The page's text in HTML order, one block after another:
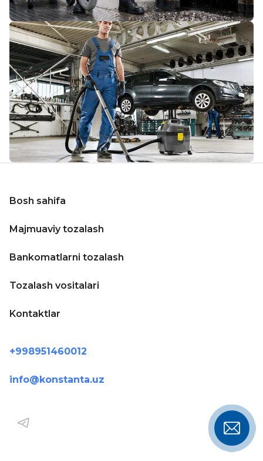
Bosh sahifa
Majmuaviy tozalash
Bankomatlarni tozalash
Tozalash vositalari
Kontaktlar
+998951460012
info@konstanta.uz